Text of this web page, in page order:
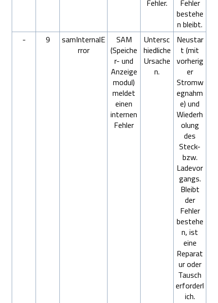
Fehler.
Fehler
bestehe
n bleibt.
-
9
samInternalE
rror
SAM
(Speiche
r- und
Anzeige
modul)
meldet
einen
internen
Fehler
Untersc
hiedliche
Ursache
n.
Neustar
t (mit
vorherig
er
Stromw
egnahm
e) und
Wiederh
olung
des
Steck-
bzw.
Ladevor
gangs.
Bleibt
der
Fehler
bestehe
n, ist
eine
Reparat
ur oder
Tausch
erforderl
ich.